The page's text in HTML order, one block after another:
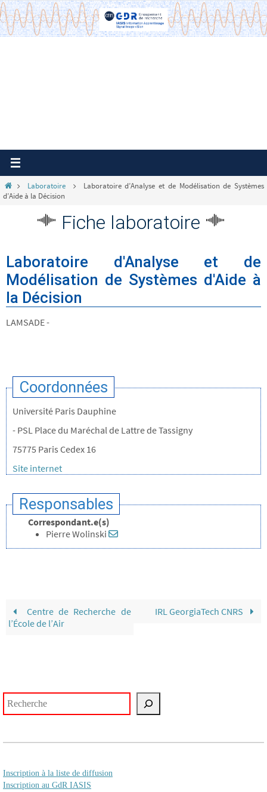
Passer
vers
le
HomeLaboratoire
Laboratoire d’Analyse et de Modélisation de Systèmes
d’Aide à la Décision
Fiche laboratoire
Laboratoire d'Analyse et de
Modélisation de Systèmes d'Aide à
la Décision
LAMSADE -
Coordonnées
Université Paris Dauphine
- PSL Place du Maréchal de Lattre de Tassigny
75775 Paris Cedex 16
Site internet
Responsables
Correspondant.e(s)
Pierre Wolinski
Centre de Recherche de
l’École de l’Air
IRL GeorgiaTech CNRS
Inscription à la liste de diffusion
Inscription au GdR IASIS